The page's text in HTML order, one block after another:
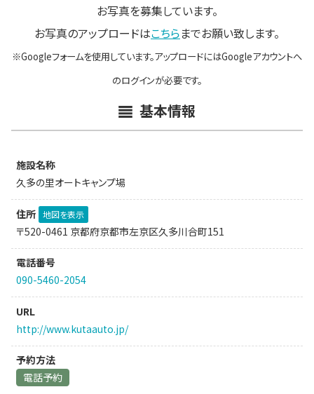
お写真を募集しています。
お写真のアップロードはこちらまでお願い致します。
※Googleフォームを使用しています。アップロードにはGoogleアカウントへ
のログインが必要です。
基本情報
施設名称
久多の里オートキャンプ場
住所 地図を表示
〒520-0461 京都府京都市左京区久多川合町151
電話番号
090-5460-2054
URL
http://www.kutaauto.jp/
予約方法
電話予約